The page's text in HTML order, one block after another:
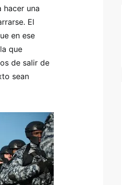
hacer una
El
en ese
que
de salir de
sean